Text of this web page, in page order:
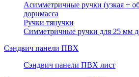
Асимметричные ручки (узкая +
дорнмасса
Ручки тянучки
Симметричные ручки для 25 мм
Сэндвич панели ПВХ
Сэндвич панели ПВХ лист